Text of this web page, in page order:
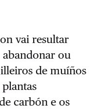
vai resultar
abandonar ou
de muíños
carbón e os